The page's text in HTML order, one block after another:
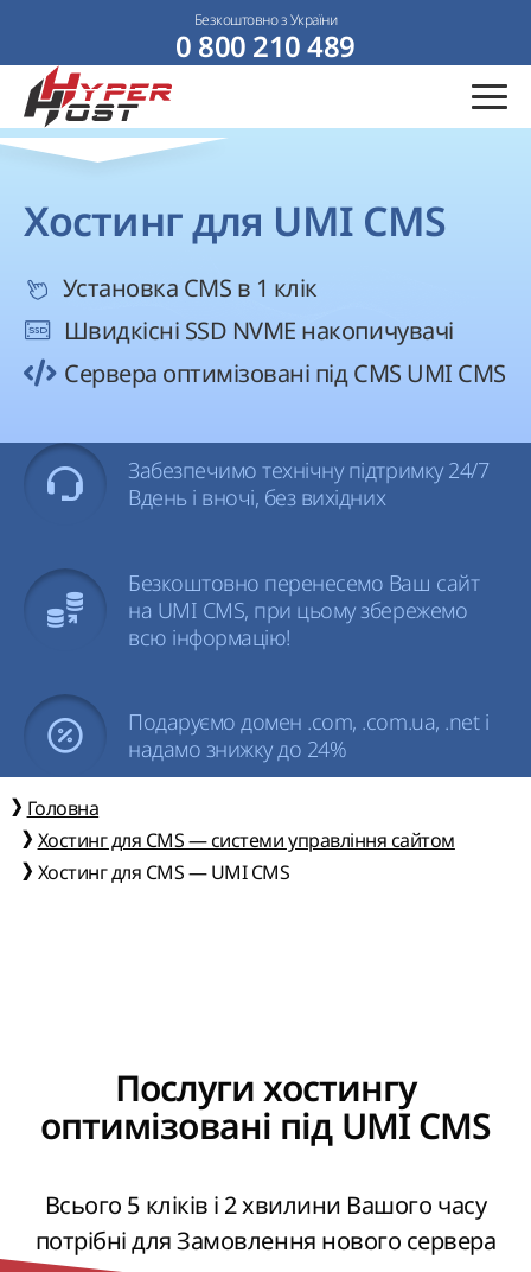
Безкоштовно з України
0 800 210 489
Хостинг для UMI CMS
Установка CMS в 1 клік
Швидкісні SSD NVME накопичувачі
Сервера оптимізовані під CMS UMI CMS
Забезпечимо технічну підтримку 24/7
Вдень і вночі, без вихідних
Безкоштовно перенесемо Ваш сайт
на UMI CMS, при цьому збережемо
всю інформацію!
Подаруємо домен .com, .com.ua, .net і
надамо знижку до 24%
Головна
Хостинг для CMS — системи управління сайтом
Хостинг для CMS — UMI CMS
Послуги хостингу
оптимізовані під UMI CMS
Всього 5 кліків і 2 хвилини Вашого часу
потрібні для Замовлення нового сервера